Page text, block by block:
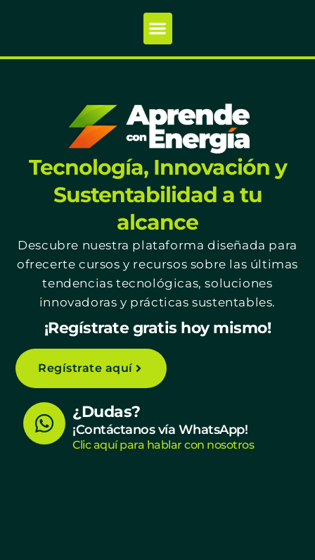
Tecnología, Innovación y
Sustentabilidad a tu
alcance
Descubre nuestra plataforma diseñada para
ofrecerte cursos y recursos sobre las últimas
tendencias tecnológicas, soluciones
innovadoras y prácticas sustentables.
¡Regístrate gratis hoy mismo!
Regístrate aquí
W
h
¿Dudas?
¡Contáctanos vía WhatsApp!
Clic aquí para hablar con nosotros